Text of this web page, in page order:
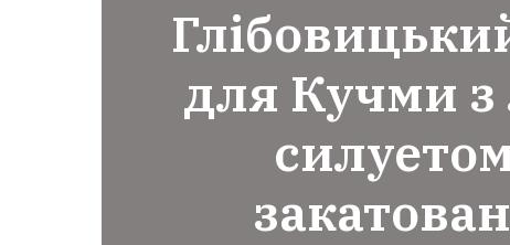
для Кучми з